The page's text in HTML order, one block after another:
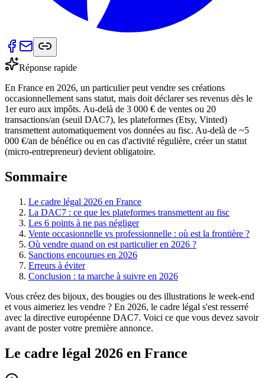
Réponse rapide
En France en 2026, un particulier peut vendre ses créations
occasionnellement sans statut, mais doit déclarer ses revenus dès le
1er euro aux impôts. Au-delà de 3 000 € de ventes ou 20
transactions/an (seuil DAC7), les plateformes (Etsy, Vinted)
transmettent automatiquement vos données au fisc. Au-delà de ~5
000 €/an de bénéfice ou en cas d'activité régulière, créer un statut
(micro-entrepreneur) devient obligatoire.
Sommaire
Le cadre légal 2026 en France
La DAC7 : ce que les plateformes transmettent au fisc
Les 6 points à ne pas négliger
Vente occasionnelle vs professionnelle : où est la frontière ?
Où vendre quand on est particulier en 2026 ?
Sanctions encourues en 2026
Erreurs à éviter
Conclusion : ta marche à suivre en 2026
Vous créez des bijoux, des bougies ou des illustrations le week-end
et vous aimeriez les vendre ? En 2026, le cadre légal s'est resserré
avec la directive européenne DAC7. Voici ce que vous devez savoir
avant de poster votre première annonce.
Le cadre légal 2026 en France